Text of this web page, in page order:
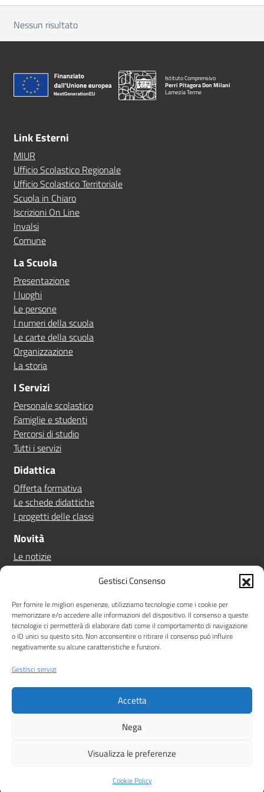
Gestisci Consenso
Per fornire le migliori esperienze, utilizziamo tecnologie come i cookie per
memorizzare e/o accedere alle informazioni del dispositivo. Il consenso a queste
tecnologie ci permetterà di elaborare dati come il comportamento di navigazione
o ID unici su questo sito. Non acconsentire o ritirare il consenso può influire
negativamente su alcune caratteristiche e funzioni.
Gestisci servizi
Accetta
Nega
Visualizza le preferenze
Cookie Policy
Nessun risultato
Istituto Comprensivo
Perri Pitagora Don Milani
Lamezia Terme
Link Esterni
MIUR
Ufficio Scolastico Regionale
Ufficio Scolastico Territoriale
Scuola in Chiaro
Iscrizioni On Line
Invalsi
Comune
La Scuola
Presentazione
I luoghi
Le persone
I numeri della scuola
Le carte della scuola
Organizzazione
La storia
I Servizi
Personale scolastico
Famiglie e studenti
Percorsi di studio
Tutti i servizi
Didattica
Offerta formativa
Le schede didattiche
I progetti delle classi
Novità
Le notizie
Le circolari
Albo online
Pn 21/27
Ptof
Iscrizioni
Sicurezza
Amministrazione TrasparenteAlbo onlinePrivacy Policy
Dichiarazione di accessibilità
Idea e progetto di Designers Italia